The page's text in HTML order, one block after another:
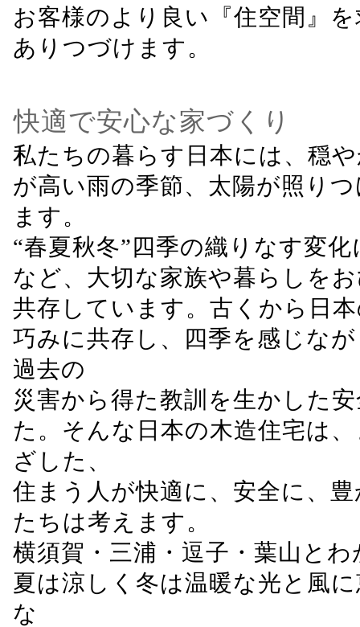
お客様のより良い『住空間』
ありつづけます。
快適で安心な家づくり
私たちの暮らす日本には、穏
が高い雨の季節、太陽が照り
ます。
“春夏秋冬”四季の織りなす変
など、大切な家族や暮らしを
共存しています。古くから日
巧みに共存し、四季を感じな
過去の
災害から得た教訓を生かした
た。そんな日本の木造住宅は
ざした、
住まう人が快適に、安全に、
たちは考えます。
横須賀・三浦・逗子・葉山と
夏は涼しく冬は温暖な光と風
な